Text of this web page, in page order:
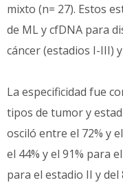
mixto (n= 27). Estos
de ML y cfDNA para
cáncer (estadios I-III)
La especificidad fue
tipos de tumor y
osciló entre el 72% y
el 44% y el 91% para
para el estadio II y del